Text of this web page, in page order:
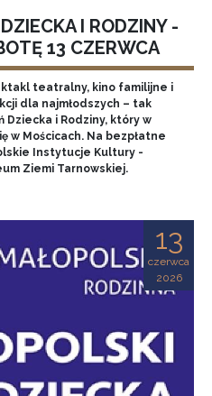
I RODZINY -
13 CZERWCA
teatralny, kino familijne i
dla najmłodszych – tak
Dziecka i Rodziny, który w
w Mościcach. Na bezpłatne
Instytucje Kultury -
Ziemi Tarnowskiej.
13
czerwca
2026